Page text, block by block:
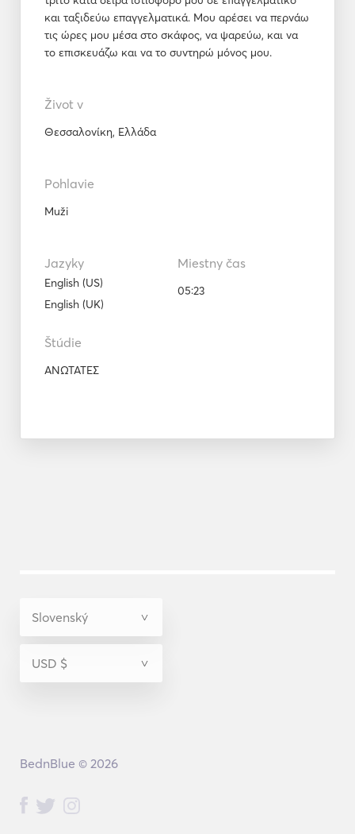
και ταξιδεύω επαγγελματικά. Μου αρέσει να περνάω
τις ώρες μου μέσα στο σκάφος, να ψαρεύω, και να
το επισκευάζω και να το συντηρώ μόνος μου.
Život v
Θεσσαλονίκη, Ελλάδα
Pohlavie
Muži
Jazyky
English (US)
English (UK)
Miestny čas
05:23
Štúdie
ΑΝΩΤΑΤΕΣ
BednBlue © 2026